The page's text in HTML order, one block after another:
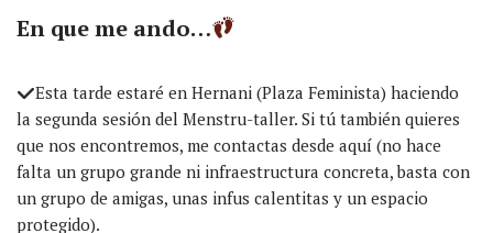
En que me ando…
Esta tarde estaré en Hernani (Plaza Feminista) haciendo
la segunda sesión del Menstru-taller. Si tú también quieres
que nos encontremos, me contactas desde aquí (no hace
falta un grupo grande ni infraestructura concreta, basta con
un grupo de amigas, unas infus calentitas y un espacio
protegido).